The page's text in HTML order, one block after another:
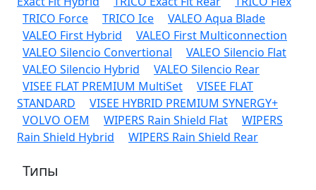
TRICO Force
TRICO Ice
VALEO Aqua Blade
VALEO First Hybrid
VALEO First Multiconnection
VALEO Silencio Convertional
VALEO Silencio Flat
VALEO Silencio Hybrid
VALEO Silencio Rear
VISEE FLAT PREMIUM MultiSet
VISEE FLAT
STANDARD
VISEE HYBRID PREMIUM SYNERGY+
VOLVO OEM
WIPERS Rain Shield Flat
WIPERS
Rain Shield Hybrid
WIPERS Rain Shield Rear
Типы